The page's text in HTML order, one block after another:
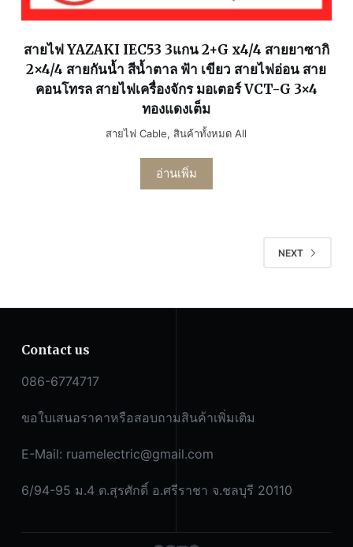
สายไฟ YAZAKI IEC53 3แกน 2+G x4/4 สายยาซากิ
2×4/4 สายกันน้ำ สีน้ำตาล ฟ้า เขียว สายไฟอ่อน สาย
คอนโทรล สายไฟเครื่องจักร มอเตอร์ VCT-G 3×4
ทองแดงเต็ม
สายไฟ Cable, สินค้าทั้งหมด All
อ่านเพิ่ม
NEXT
Contact us
086-6774717
ขอใบเสนอราคาหรือสอบถามสินค้าเพิ่มเติม
E-Mail: ruamelectric@gmail.com
6/94-95 ม.4 ต.สุรศักดิ์ อ.ศรีราชา จ.ชลบุรี 20110